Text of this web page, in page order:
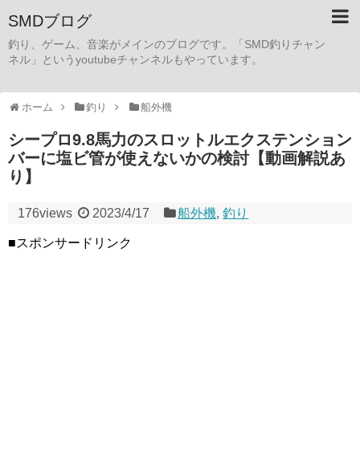
SMDブログ
釣り、ゲーム、音楽がメインのブログです。「SMD釣りチャン
ネル」というyoutubeチャンネルもやっています。
ホーム 釣り 船外機
シープロ9.8馬力のスロットルエクステンション
バーに塩ビ管が使えないかの検討【動画解説あ
り】
176views 2023/4/17 船外機,釣り
■スポンサードリンク